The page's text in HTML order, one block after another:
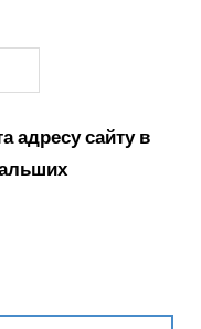
адресу сайту в